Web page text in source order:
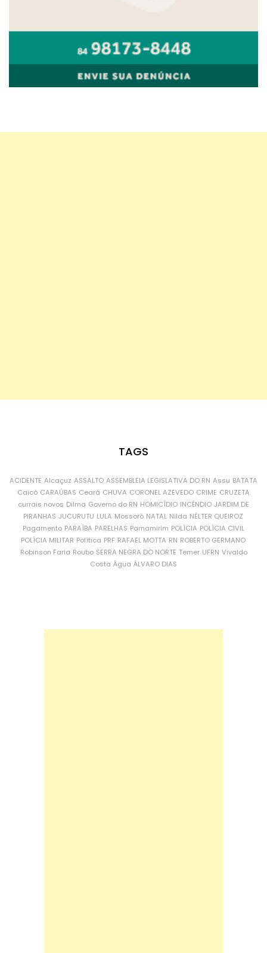
TAGS
ACIDENTE Alcaçuz ASSALTO ASSEMBLEIA LEGISLATIVA DO RN Assu BATATA
Caicó CARAÚBAS Ceará CHUVA CORONEL AZEVEDO CRIME CRUZETA
currais novos Dilma Governo do RN HOMICÍDIO INCÊNDIO JARDIM DE
PIRANHAS JUCURUTU LULA Mossoró NATAL Nilda NÉLTER QUEIROZ
Pagamento PARAÍBA PARELHAS Parnamirim POLÍCIA POLÍCIA CIVIL
POLÍCIA MILITAR Política PRF RAFAEL MOTTA RN ROBERTO GERMANO
Robinson Faria Roubo SERRA NEGRA DO NORTE Temer UFRN Vivaldo
Costa Água ÁLVARO DIAS